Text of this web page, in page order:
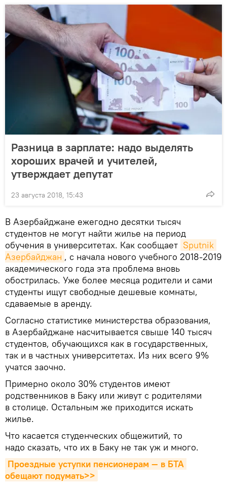
Разница в зарплате: надо выделять
хороших врачей и учителей,
утверждает депутат
23 августа 2018, 15:43
В Азербайджане ежегодно десятки тысяч
студентов не могут найти жилье на период
обучения в университетах. Как сообщает Sputnik
Азербайджан , с начала нового учебного 2018-2019
академического года эта проблема вновь
обострилась. Уже более месяца родители и сами
студенты ищут свободные дешевые комнаты,
сдаваемые в аренду.
Согласно статистике министерства образования,
в Азербайджане насчитывается свыше 140 тысяч
студентов, обучающихся как в государственных,
так и в частных университетах. Из них всего 9%
учатся заочно.
Примерно около 30% студентов имеют
родственников в Баку или живут с родителями
в столице. Остальным же приходится искать
жилье.
Что касается студенческих общежитий, то
надо сказать, что их в Баку не так уж и много.
Проездные уступки пенсионерам — в БТА
обещают подумать>>